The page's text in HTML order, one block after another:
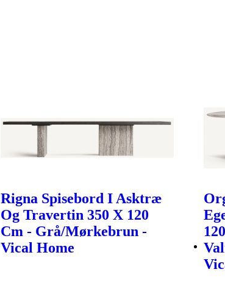
Rigna Spisebord I Asktræ
Og Travertin 350 X 120
Cm - Grå/Mørkebrun -
Vical Home